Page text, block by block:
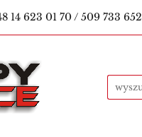
14 623 01 70 / 509 733 652
Kserokopiarki
nauczycielskie